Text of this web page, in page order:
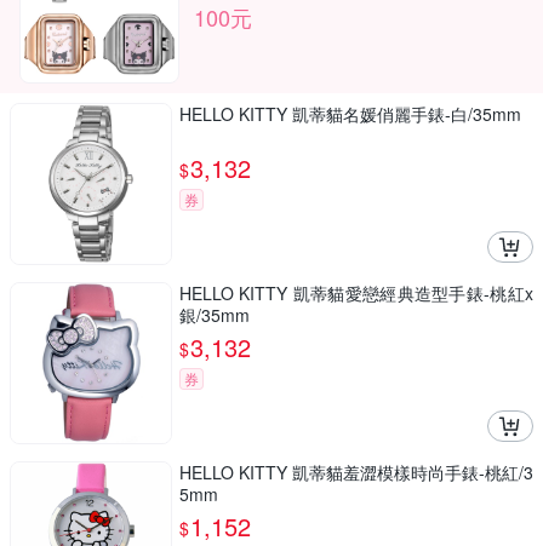
100元
HELLO KITTY 凱蒂貓名媛俏麗手錶-白/35mm
$3,132
券
HELLO KITTY 凱蒂貓愛戀經典造型手錶-桃紅x
銀/35mm
$3,132
券
HELLO KITTY 凱蒂貓羞澀模樣時尚手錶-桃紅/3
5mm
$1,152